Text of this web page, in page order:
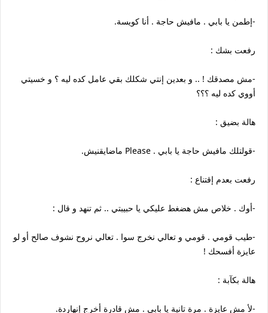
-إطمن يا بابي . مافيش حاجة . أنا كويسة.
رفعت بشك :
-مش مصدقك ! .. و بعدين إنتي شكلك بقي عامل كده ليه ؟ و خسيتي
أووي كده ليه ؟؟؟
هالة بضيق :
-قولتلك مافيش حاجة يا بابي . Please ماضايقنيش.
رفعت بعدم إقتناع :
-أوك . خلاص مش هضغط عليكي يا حبيبتي .. ثم تنهد و قال :
-طيب قومي . قومي و تعالي نخرج سوا . تعالي نروح نشوف صالح أو لو
عايزة أفسحك !
هالة بكآبة :
-لأ مش عايزة . مرة تانية يا بابي . مش قادرة أخرج إنهاردة.